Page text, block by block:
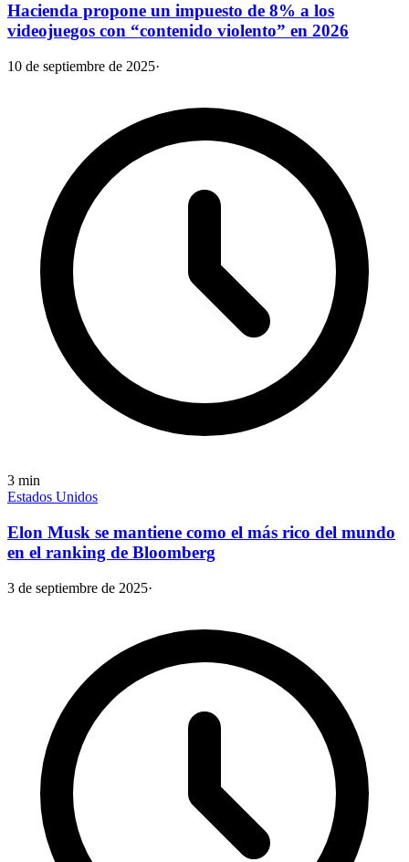
Hacienda propone un impuesto de 8% a los
videojuegos con “contenido violento” en 2026
10 de septiembre de 2025·
3 min
Estados Unidos
Elon Musk se mantiene como el más rico del mundo
en el ranking de Bloomberg
3 de septiembre de 2025·